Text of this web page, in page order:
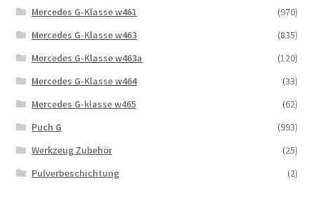
Mercedes G-Klasse w461
(970)
Mercedes G-Klasse w463
(835)
Mercedes G-Klasse w463a
(120)
Mercedes G-Klasse w464
(33)
Mercedes G-klasse w465
(62)
Puch G
(993)
Werkzeug Zubehör
(25)
Pulverbeschichtung
(2)